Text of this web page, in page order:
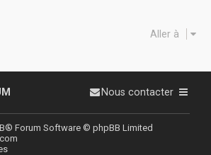
Aller à
Nous contacter
® Forum Software © phpBB Limited